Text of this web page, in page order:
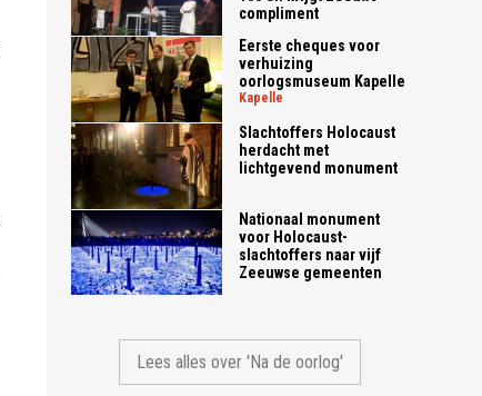
compliment
Eerste cheques voor
verhuizing
oorlogsmuseum Kapelle
kapelle
Slachtoffers Holocaust
herdacht met
lichtgevend monument
Nationaal monument
voor Holocaust-
slachtoffers naar vijf
Zeeuwse gemeenten
Lees alles over 'Na de oorlog'